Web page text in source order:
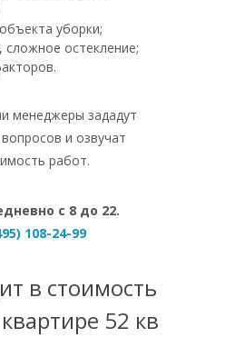
уборки;
сложное остекление;
менеджеры зададут
и озвучат
работ.
с 8 до 22.
108-24-99
в стоимость
52 кв